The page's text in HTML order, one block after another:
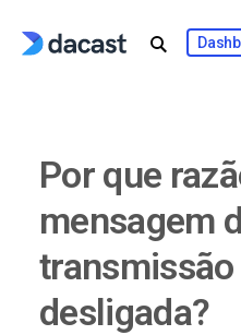
Por que
mensagem
desligada?